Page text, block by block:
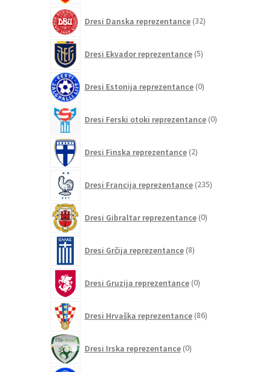
Dresi Danska reprezentance 32izdelkov
Dresi Ekvador reprezentance 5izdelkov
Dresi Estonija reprezentance 0izdelkov
Dresi Ferski otoki reprezentance 0izdelkov
Dresi Finska reprezentance 2izdelka
Dresi Francija reprezentance 235izdelkov
Dresi Gibraltar reprezentance 0izdelkov
Dresi Grčija reprezentance 8izdelkov
Dresi Gruzija reprezentance 0izdelkov
Dresi Hrvaška reprezentance 86izdelkov
Dresi Irska reprezentance 0izdelkov